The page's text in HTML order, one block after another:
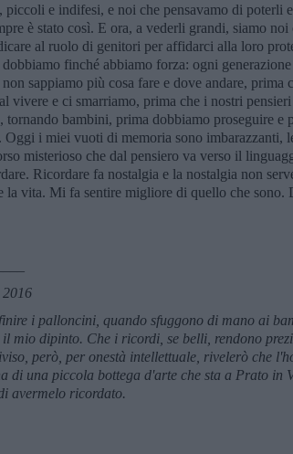
e indifesi, e noi che pensavamo di poterli
è stato così. E ora, a vederli grandi, siamo
al ruolo di genitori per affidarci alla loro
finché abbiamo forza: ogni
sappiamo più cosa fare e dove andare, prima
vivere e ci smarriamo, prima che i nostri
tornando bambini, prima dobbiamo proseguire e
Oggi i miei vuoti di memoria sono imbarazzanti,
misterioso che dal pensiero va verso il
Ricordare fa nostalgia e la nostalgia non
la vita. Mi fa sentire migliore di quello che sono.
i palloncini, quando sfuggono di mano ai
mio dipinto. Che i ricordi, se belli, rendono
però, per onestà intellettuale, rivelerò che
di una piccola bottega d'arte che sta a Prato in
avermelo ricordato.